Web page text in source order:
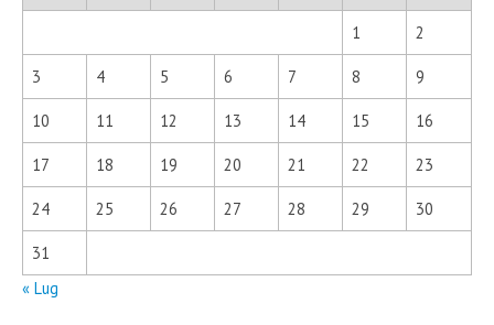
1 2
3 4 5 6 7 8 9
10 11 12 13 14 15 16
17 18 19 20 21 22 23
24 25 26 27 28 29 30
31
« Lug